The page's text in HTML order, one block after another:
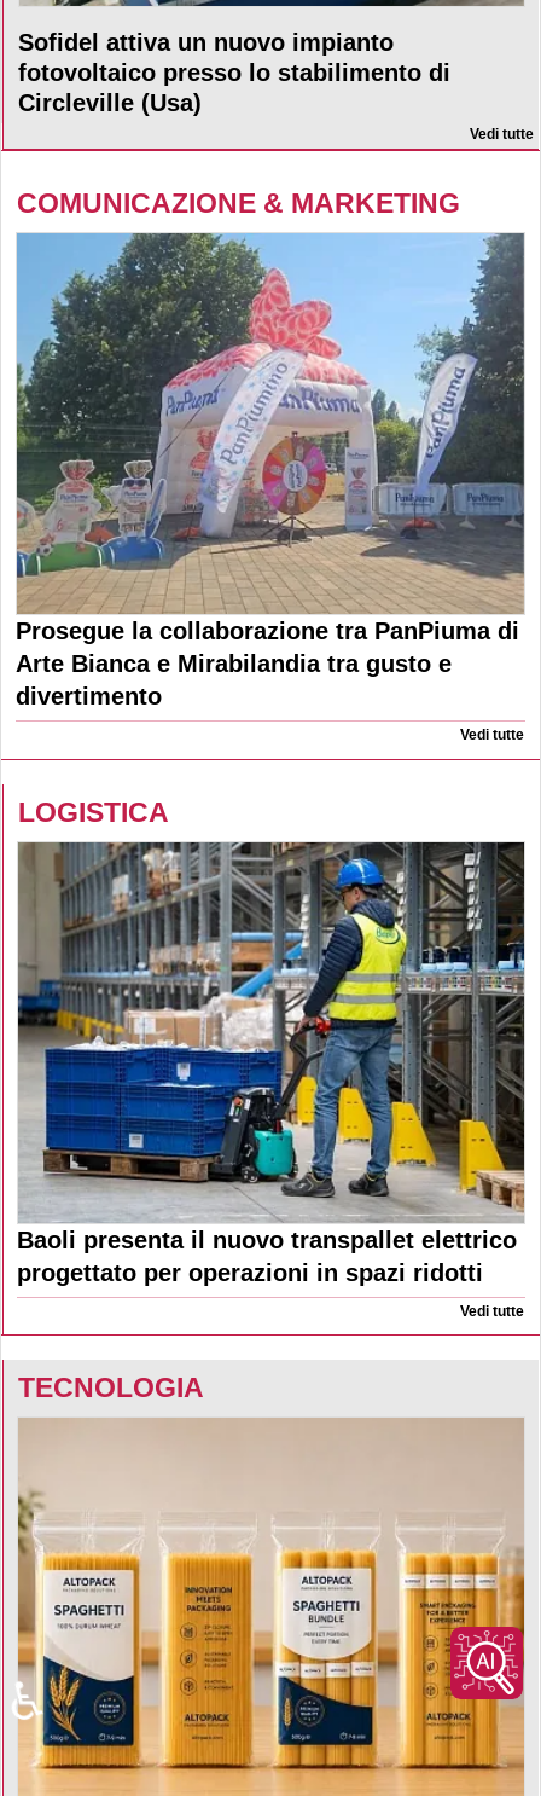
Sofidel attiva un nuovo impianto
fotovoltaico presso lo stabilimento di
Circleville (Usa)
Vedi tutte
COMUNICAZIONE & MARKETING
Prosegue la collaborazione tra PanPiuma di
Arte Bianca e Mirabilandia tra gusto e
divertimento
Vedi tutte
LOGISTICA
Baoli presenta il nuovo transpallet elettrico
progettato per operazioni in spazi ridotti
Vedi tutte
TECNOLOGIA